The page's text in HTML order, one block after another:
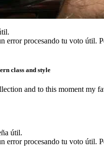
error procesando tu voto útil.
class and style
and to this moment my
útil.
error procesando tu voto útil.